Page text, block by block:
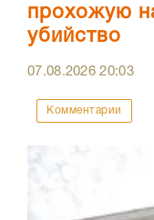
прохожую
убийство
07.08.202620:03
Комментарии